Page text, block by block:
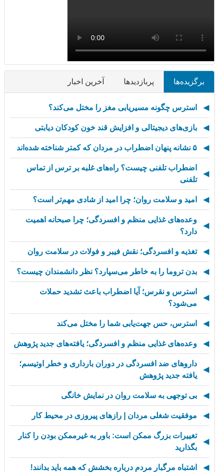
برگزیده‌ها پربازدیدها آخرین اخبار
استرس چگونه مسیریابی مغز را مختل می‌کند؟
بازی‌های دیجیتالی و افزایش قند خون کودکان دیابتی
۵ نشانه پنهان اضطراب در مردان که کمتر شناخته شده‌اند
اضطراب تلفنی چیست؟ راه‌های غلبه بر ترس از تماس
تلفنی
امید و سلامت روان؛ چرا امید از شادی مهم‌تر است؟
وعده‌های غذایی منظم و افسردگی؛ چرا صبحانه اهمیت
دارد؟
تغذیه و افسردگی؛ نقش فیبر و فولات در سلامت روان
بدن تروما را به خاطر می‌سپارد؟ نظر دانشمندان چیست؟
استرس و نقرس؛ آیا اضطراب باعث تشدید حملات
می‌شود؟
استرس، حس جهت‌یابی شما را مختل می‌کند
وعده‌های غذایی منظم و افسردگی؛ یافته‌های جدید پژوهش
داروهای ضد افسردگی در دوران بارداری و خطر اوتیسم؛
یافته جدید پژوهش
بی توجهی به سلامت روان در نمایش خانگی
موفقیت شغلی مردان | رازهای پیروزی در محیط کار
تغییرات بزرگ ممکن است: باور به غیرممکن بودن را کنار
بگذارید
اشتباه مرگبار مردم درباره بخشش که همه باید بدانند!